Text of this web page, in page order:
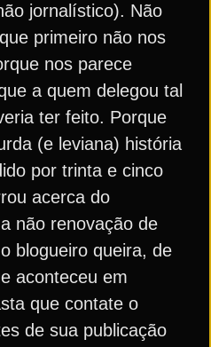
jornalístico). Não
primeiro não nos
nos parece
a quem delegou tal
ter feito. Porque
(e leviana) história
por trinta e cinco
acerca do
não renovação de
blogueiro queira, de
aconteceu em
que contate o
de sua publicação